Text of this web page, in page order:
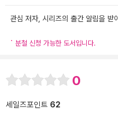
관심 저자, 시리즈의 출간 알림을 받
분철 신청 가능한 도서입니다.
0
세일즈포인트 62